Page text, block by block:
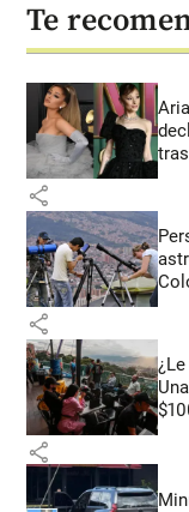
Te
share
share
share